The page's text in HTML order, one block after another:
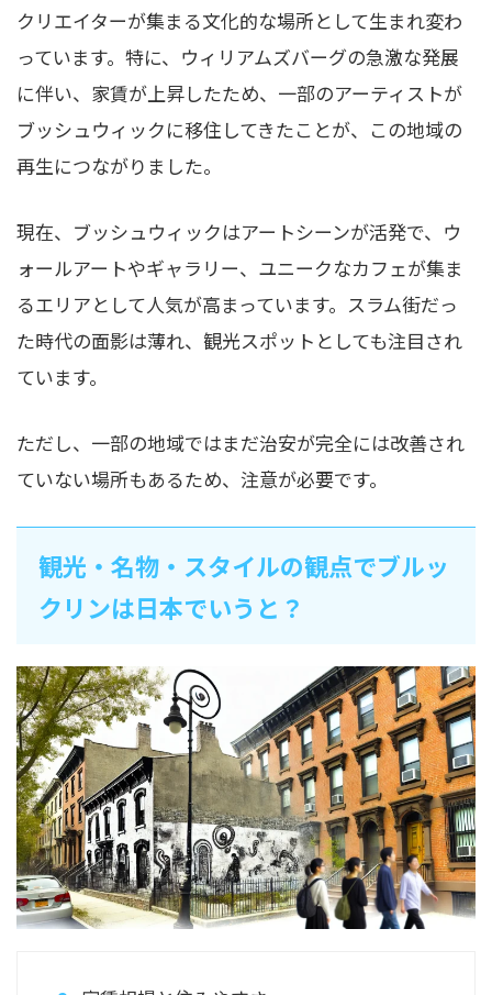
クリエイターが集まる文化的な場所として生まれ変わ
っています。特に、ウィリアムズバーグの急激な発展
に伴い、家賃が上昇したため、一部のアーティストが
ブッシュウィックに移住してきたことが、この地域の
再生につながりました。
現在、ブッシュウィックはアートシーンが活発で、ウ
ォールアートやギャラリー、ユニークなカフェが集ま
るエリアとして人気が高まっています。スラム街だっ
た時代の面影は薄れ、観光スポットとしても注目され
ています。
ただし、一部の地域ではまだ治安が完全には改善され
ていない場所もあるため、注意が必要です。
観光・名物・スタイルの観点でブルッ
クリンは日本でいうと？